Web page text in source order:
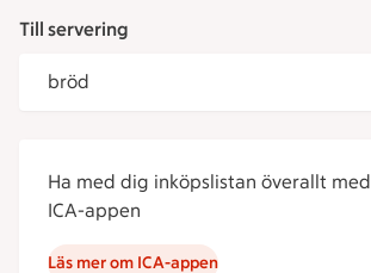
Till servering
bröd
Ha med dig inköpslistan överallt med
ICA-appen
Läs mer om ICA-appen